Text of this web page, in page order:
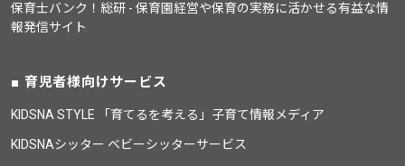
保育士バンク！総研 - 保育園経営や保育の実務に活かせる有益な情
報発信サイト
育児者様向けサービス
KIDSNA STYLE 「育てるを考える」子育て情報メディア
KIDSNAシッター ベビーシッターサービス